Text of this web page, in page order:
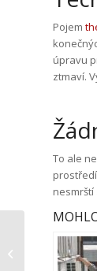
Pojem
úpravu
ztmaví.
To ale
pejskovi či
luxus v